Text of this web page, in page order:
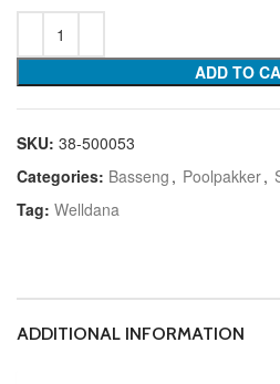
ADD TO
SKU: 38-500053
Categories: Basseng , Poolpakker,
Tag: Welldana
ADDITIONAL INFORMATION